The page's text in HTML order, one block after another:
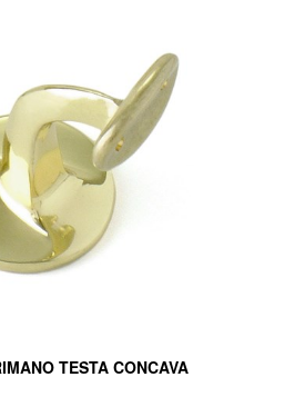
TESTA CONCAVA